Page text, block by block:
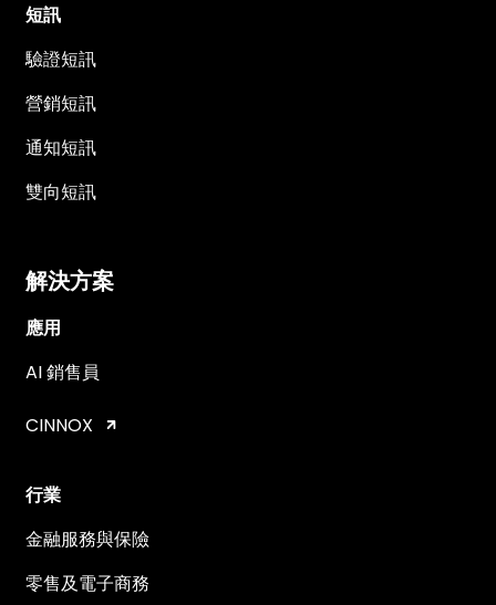
短訊
驗證短訊
營銷短訊
通知短訊
雙向短訊
解決方案
應用
AI 銷售員
CINNOX
行業
金融服務與保險
零售及電子商務